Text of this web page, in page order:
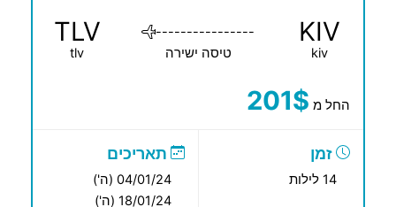
KIV
kiv
----------------
טיסה ישירה
TLV
tlv
החל מ 201$
זמן
14 לילות
תאריכים
04/01/24 (ה')
18/01/24 (ה')